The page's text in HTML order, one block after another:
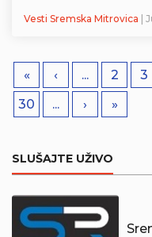
Vesti Sremska Mitrovica |
« ‹ ... 2 3
30
... › »
SLUŠAJTE UŽIVO